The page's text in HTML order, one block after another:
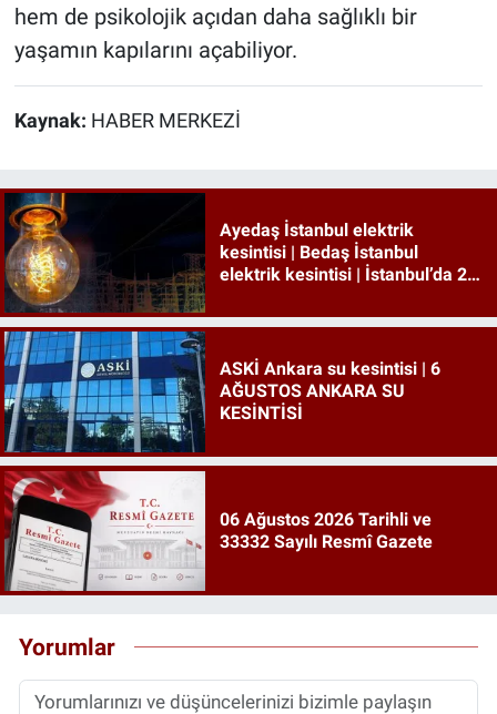
hem de psikolojik açıdan daha sağlıklı bir
yaşamın kapılarını açabiliyor.
Kaynak: HABER MERKEZİ
Ayedaş İstanbul elektrik
kesintisi | Bedaş İstanbul
elektrik kesintisi | İstanbul’da 21
ASKİ Ankara su kesintisi | 6
AĞUSTOS ANKARA SU
KESİNTİSİ
06 Ağustos 2026 Tarihli ve
33332 Sayılı Resmî Gazete
Yorumlar